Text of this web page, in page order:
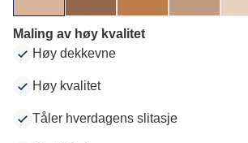
Maling av høy kvalitet
Høy dekkevne
Høy kvalitet
Tåler hverdagens slitasje